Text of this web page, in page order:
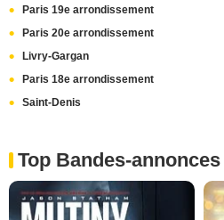
Paris 19e arrondissement
Paris 20e arrondissement
Livry-Gargan
Paris 18e arrondissement
Saint-Denis
Top Bandes-annonces